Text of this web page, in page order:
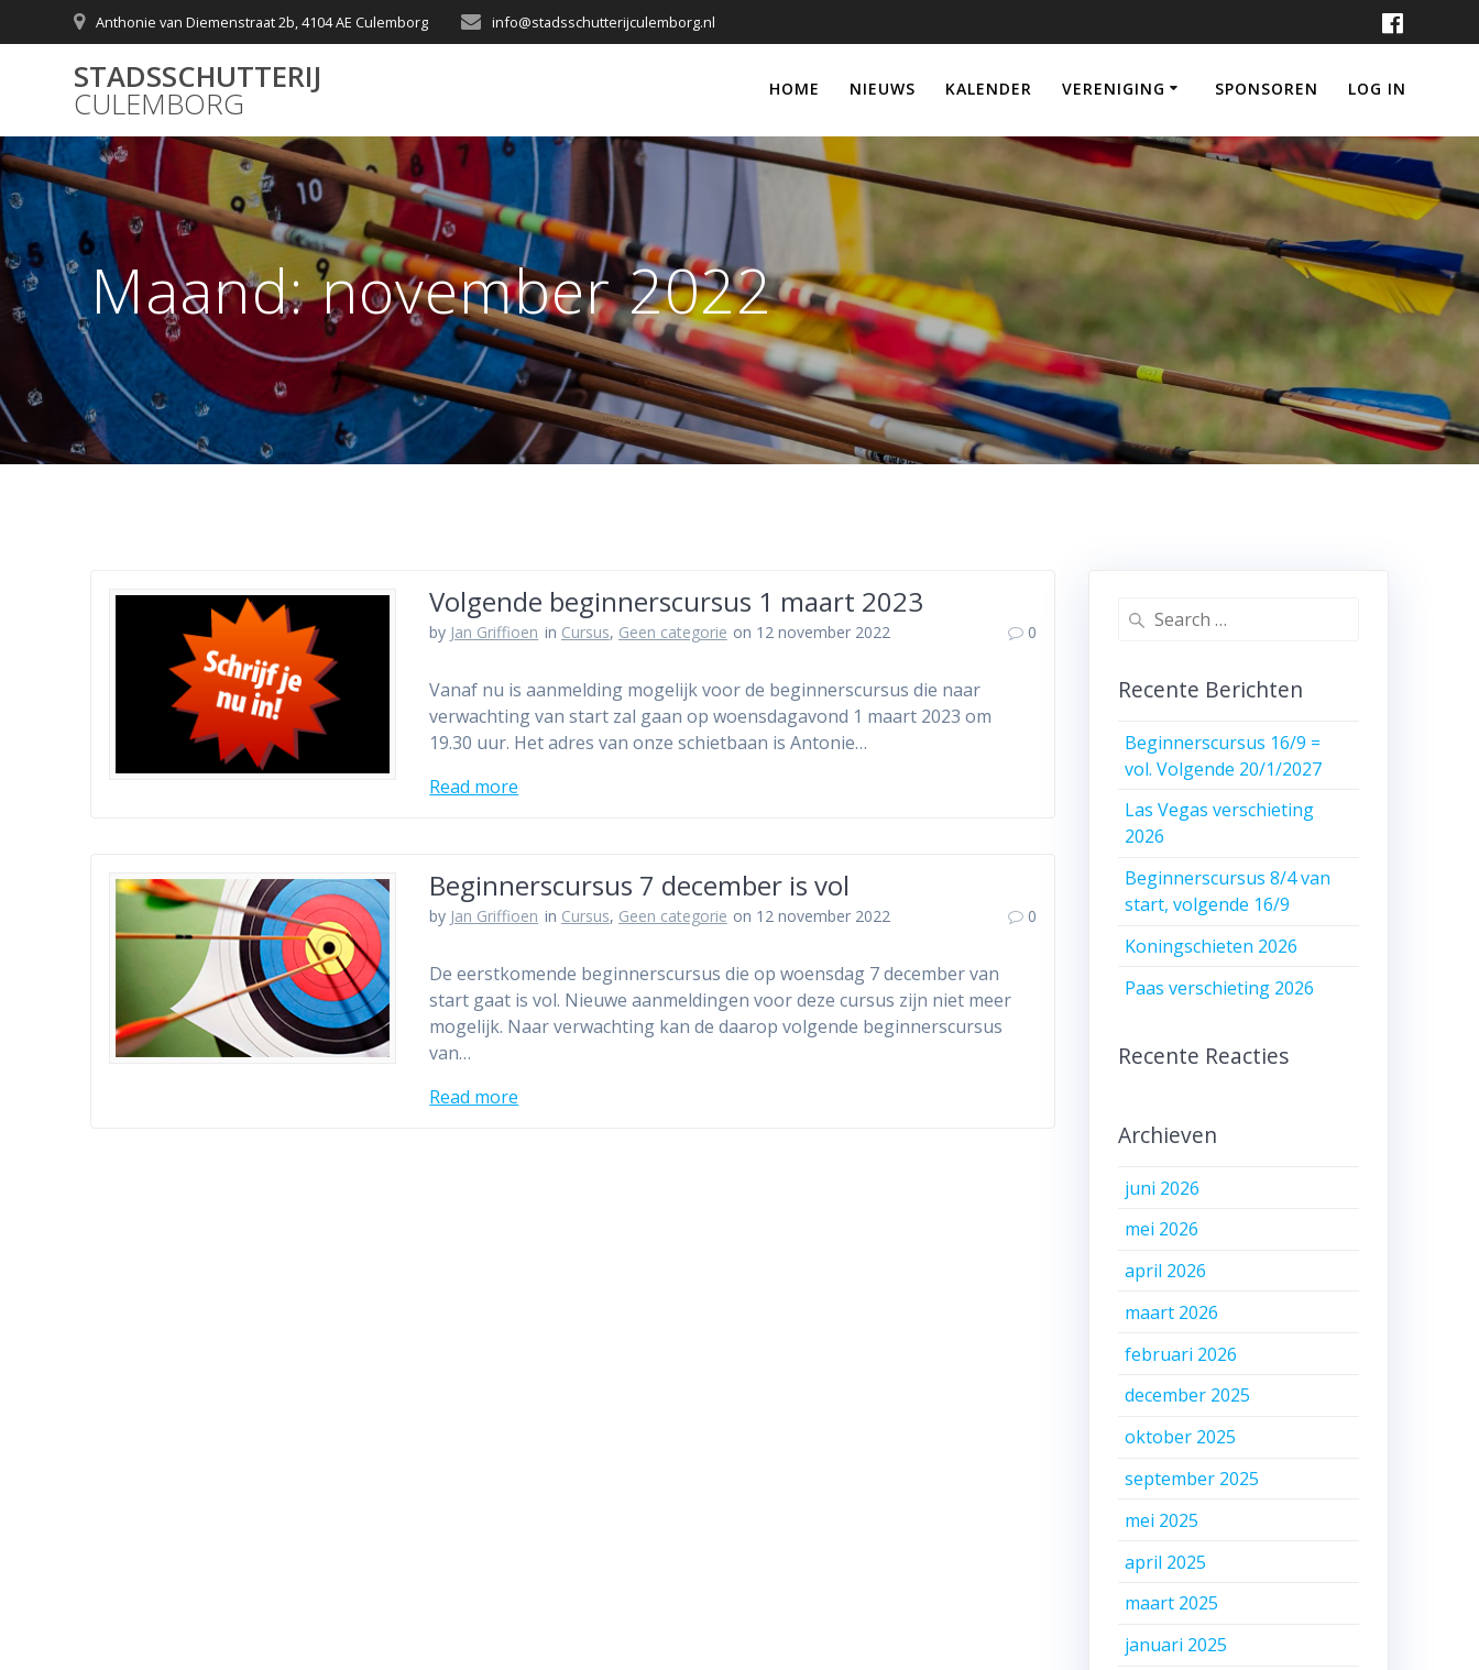
to
Anthonie van Diemenstraat 2b, 4104 AE Culemborg info@stadsschutterijculemborg.nl
STADSSCHUTTERIJ
CULEMBORG HOME NIEUWS KALENDER VERENIGING SPONSOREN LOG IN
Maand:november 2022
Volgende beginnerscursus 1 maart 2023
by Jan Griffioen in Cursus, Geen categorie on 12 november 2022 0
Vanaf nu is aanmelding mogelijk voor de beginnerscursus die naar
verwachting van start zal gaan op woensdagavond 1 maart 2023 om
19.30 uur. Het adres van onze schietbaan is Antonie…
Read more
Beginnerscursus 7 december is vol
by Jan Griffioen in Cursus, Geen categorie on 12 november 2022 0
De eerstkomende beginnerscursus die op woensdag 7 december van
start gaat is vol. Nieuwe aanmeldingen voor deze cursus zijn niet meer
mogelijk. Naar verwachting kan de daarop volgende beginnerscursus
van…
Read more
Search
Recente Berichten
Beginnerscursus 16/9 =
vol. Volgende 20/1/2027
Las Vegas verschieting
2026
Beginnerscursus 8/4 van
start, volgende 16/9
Koningschieten 2026
Paas verschieting 2026
Recente Reacties
Archieven
juni 2026
mei 2026
april 2026
maart 2026
februari 2026
december 2025
oktober 2025
september 2025
mei 2025
april 2025
maart 2025
januari 2025